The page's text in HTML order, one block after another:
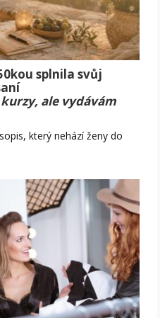
splnila svůj
ale vydávám
který nehází ženy do